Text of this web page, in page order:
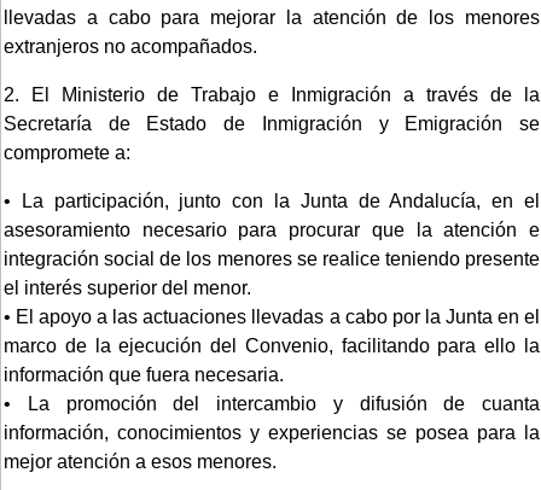
llevadas a cabo para mejorar la atención de los menores
extranjeros no acompañados.
2. El Ministerio de Trabajo e Inmigración a través de la
Secretaría de Estado de Inmigración y Emigración se
compromete a:
• La participación, junto con la Junta de Andalucía, en el
asesoramiento necesario para procurar que la atención e
integración social de los menores se realice teniendo presente
el interés superior del menor.
• El apoyo a las actuaciones llevadas a cabo por la Junta en el
marco de la ejecución del Convenio, facilitando para ello la
información que fuera necesaria.
• La promoción del intercambio y difusión de cuanta
información, conocimientos y experiencias se posea para la
mejor atención a esos menores.